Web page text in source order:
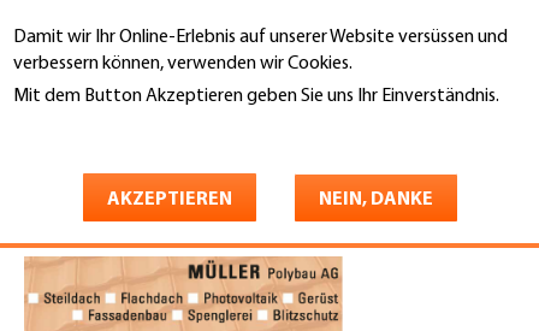
Damit wir Ihr Online-Erlebnis auf unserer Website versüssen und
verbessern können, verwenden wir Cookies.
Mit dem Button Akzeptieren geben Sie uns Ihr Einverständnis.
AKZEPTIEREN NEIN, DANKE
zum
Inhalt
Müller Polybau AG